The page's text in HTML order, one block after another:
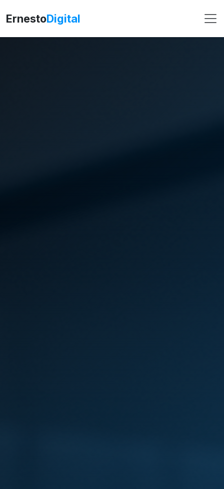
ErnestoDigital